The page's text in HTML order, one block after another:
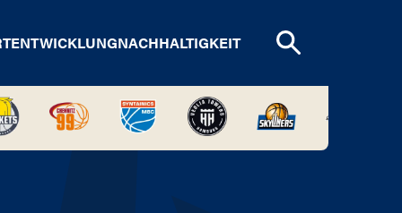
NACHHALTIGKEIT